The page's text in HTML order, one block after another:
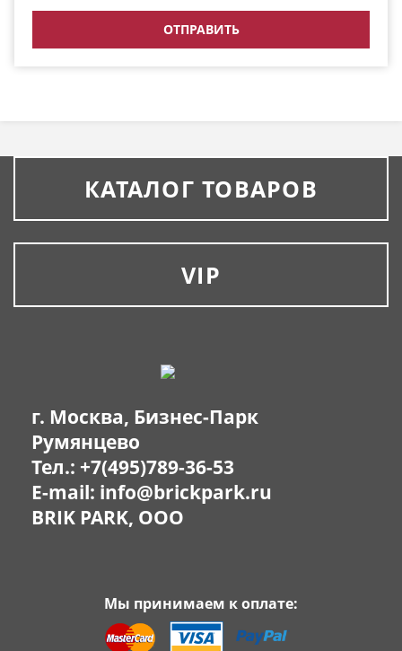
КАТАЛОГ ТОВАРОВ
VIP
г. Москва, Бизнес-Парк
Румянцево
Тел.: +7(495)789-36-53
E-mail: info@brickpark.ru
BRIK PARK, OOO
Мы принимаем к оплате: